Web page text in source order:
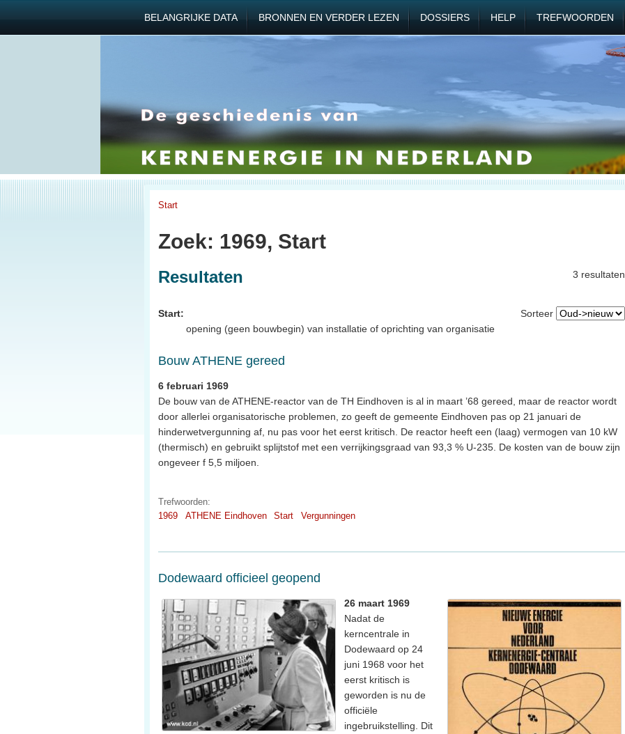
BELANGRIJKE DATA BRONNEN EN VERDER LEZEN DOSSIERS HELP TREFWOORDEN
Start
Zoek: 1969, Start
3 resultaten
Resultaten
Sorteer
Start:
opening (geen bouwbegin) van installatie of oprichting van organisatie
Bouw ATHENE gereed
6 februari 1969
De bouw van de ATHENE-reactor van de TH Eindhoven is al in maart ’68 gereed, maar de reactor wordt
door allerlei organisatorische problemen, zo geeft de gemeente Eindhoven pas op 21 januari de
hinderwetvergunning af, nu pas voor het eerst kritisch. De reactor heeft een (laag) vermogen van 10 kW
(thermisch) en gebruikt splijtstof met een verrijkingsgraad van 93,3 % U-235. De kosten van de bouw zijn
ongeveer f 5,5 miljoen.
Trefwoorden:
1969
ATHENE Eindhoven Start Vergunningen
Dodewaard officieel geopend
26 maart 1969
Nadat de
kerncentrale in
Dodewaard op 24
juni 1968 voor het
eerst kritisch is
geworden is nu de
officiële
ingebruikstelling. Dit